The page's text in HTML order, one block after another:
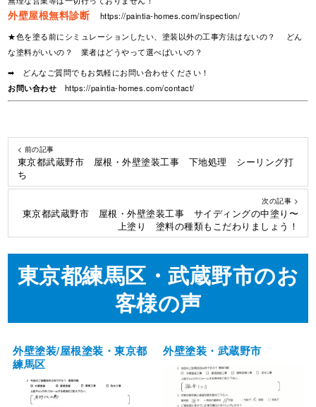
外壁屋根無料診断
https://paintia-homes.com/inspection/
★色を塗る前にシミュレーションしたい、塗装以外の工事方法はないの？ どん
な塗料がいいの？ 業者はどうやって選べばいいの？
➡ どんなご質問でもお気軽にお問い合わせください！
お問い合わせ
https://paintia-homes.com/contact/
< 前の記事
東京都武蔵野市 屋根・外壁塗装工事 下地処理 シーリング打
ち
次の記事 >
東京都武蔵野市 屋根・外壁塗装工事 サイディングの中塗り〜
上塗り 塗料の種類もこだわりましょう！
東京都練馬区・武蔵野市のお
客様の声
外壁塗装/屋根塗装・東京都
練馬区
外壁塗装・武蔵野市